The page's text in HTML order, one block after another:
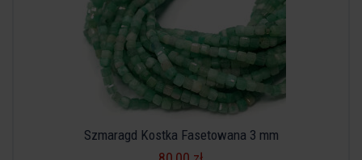
Szmaragd Kostka Fasetowana 3 mm